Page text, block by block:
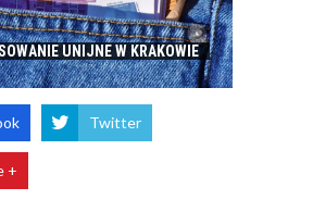
UNIJNE W KRAKOWIE
Twitter
+